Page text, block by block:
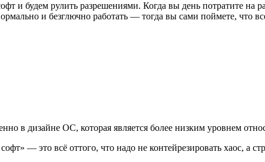
и будем рулить разрешениями. Когда вы день потратите на
и безглючно работать — тогда вы сами поймете, что
в дизайне ОС, которая является более низким уровнем
— это всё оттого, что надо не контейрезировать хаос, а